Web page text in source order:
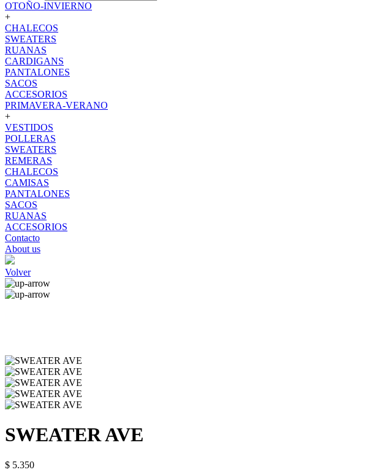
OTOÑO-INVIERNO
+
CHALECOS
SWEATERS
RUANAS
CARDIGANS
PANTALONES
SACOS
ACCESORIOS
PRIMAVERA-VERANO
+
VESTIDOS
POLLERAS
SWEATERS
REMERAS
CHALECOS
CAMISAS
PANTALONES
SACOS
RUANAS
ACCESORIOS
Contacto
About us
Volver
SWEATER AVE
$ 5.350